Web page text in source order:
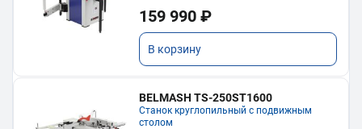
159 990 ₽
В корзину
BELMASH TS-250ST1600
Станок круглопильный с подвижным
столом